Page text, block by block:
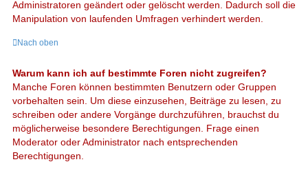
Administratoren geändert oder gelöscht werden. Dadurch soll die
Manipulation von laufenden Umfragen verhindert werden.
Nach oben
Warum kann ich auf bestimmte Foren nicht zugreifen?
Manche Foren können bestimmten Benutzern oder Gruppen
vorbehalten sein. Um diese einzusehen, Beiträge zu lesen, zu
schreiben oder andere Vorgänge durchzuführen, brauchst du
möglicherweise besondere Berechtigungen. Frage einen
Moderator oder Administrator nach entsprechenden
Berechtigungen.